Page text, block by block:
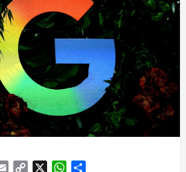
Email
Copy
WhatsApp